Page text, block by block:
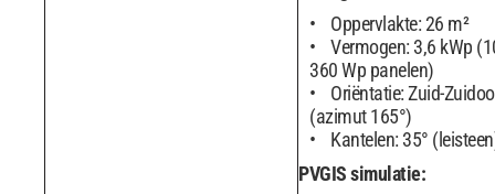
Oppervlakte: 26 m²
Vermogen: 3,6 kWp
360 Wp panelen)
Oriëntatie: Zuid-
(azimut 165°)
Kantelen: 35°
PVGIS simulatie: